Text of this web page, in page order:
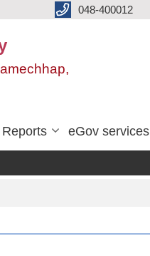
048-400012
Reports eGov services